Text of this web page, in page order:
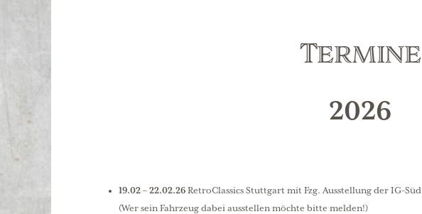
Termine
2026
19.02 – 22.02.26 RetroClassics Stuttgart mit Fzg. Ausstellung der IG-Süd
(Wer sein Fahrzeug dabei ausstellen möchte bitte melden!)